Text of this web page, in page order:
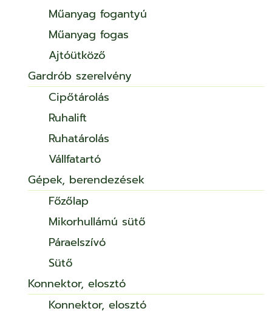
Műanyag fogantyú
Műanyag fogas
Ajtóütköző
Gardrób szerelvény
Cipőtárolás
Ruhalift
Ruhatárolás
Vállfatartó
Gépek, berendezések
Főzőlap
Mikorhullámú sütő
Páraelszívó
Sütő
Konnektor, elosztó
Konnektor, elosztó